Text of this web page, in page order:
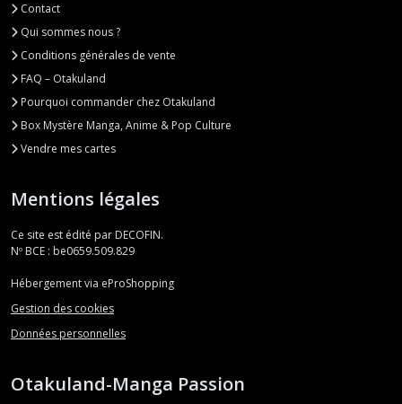
Contact
Qui sommes nous ?
Conditions générales de vente
FAQ – Otakuland
Pourquoi commander chez Otakuland
Box Mystère Manga, Anime & Pop Culture
Vendre mes cartes
Mentions légales
Ce site est édité par DECOFIN.
Nº BCE : be0659.509.829
Hébergement via eProShopping
Gestion des cookies
Données personnelles
Otakuland-Manga Passion